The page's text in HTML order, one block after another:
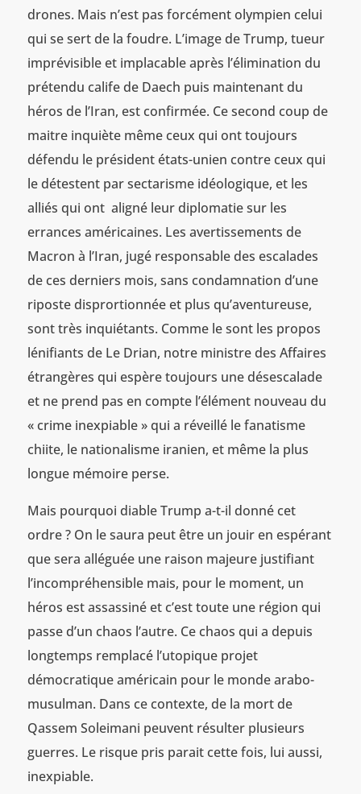
drones. Mais n’est pas forcément olympien celui
qui se sert de la foudre. L’image de Trump, tueur
imprévisible et implacable après l’élimination du
prétendu calife de Daech puis maintenant du
héros de l’Iran, est confirmée. Ce second coup de
maitre inquiète même ceux qui ont toujours
défendu le président états-unien contre ceux qui
le détestent par sectarisme idéologique, et les
alliés qui ont aligné leur diplomatie sur les
errances américaines. Les avertissements de
Macron à l’Iran, jugé responsable des escalades
de ces derniers mois, sans condamnation d’une
riposte disprortionnée et plus qu’aventureuse,
sont très inquiétants. Comme le sont les propos
lénifiants de Le Drian, notre ministre des Affaires
étrangères qui espère toujours une désescalade
et ne prend pas en compte l’élément nouveau du
« crime inexpiable » qui a réveillé le fanatisme
chiite, le nationalisme iranien, et même la plus
longue mémoire perse.
Mais pourquoi diable Trump a-t-il donné cet
ordre ? On le saura peut être un jouir en espérant
que sera alléguée une raison majeure justifiant
l’incompréhensible mais, pour le moment, un
héros est assassiné et c’est toute une région qui
passe d’un chaos l’autre. Ce chaos qui a depuis
longtemps remplacé l’utopique projet
démocratique américain pour le monde arabo-
musulman. Dans ce contexte, de la mort de
Qassem Soleimani peuvent résulter plusieurs
guerres. Le risque pris parait cette fois, lui aussi,
inexpiable.